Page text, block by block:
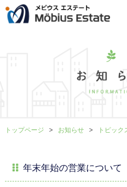
トップページ お知らせ トピック
年末年始の営業について